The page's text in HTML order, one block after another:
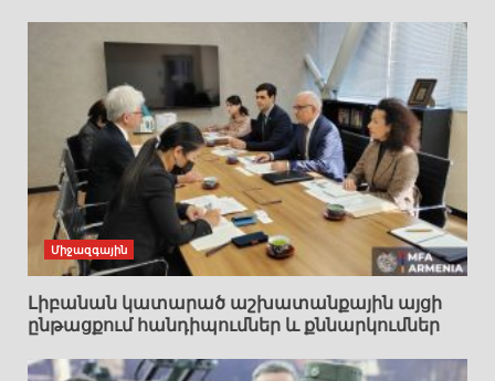
Միջազգային
Լիբանան կատարած աշխատանքային այցի
ընթացքում հանդիպումներ և քննարկումներ